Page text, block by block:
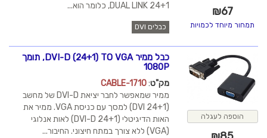
DUAL LINK 24+1, כלומר הוא...
כבלים DVI
כבל ממיר DVI-D (24+1) TO VGA, תומך
1080P
מק"ט
CABLE-1710
ממיר שמאפשר לחבר יציאת DVI-D של מחשב
(DVI 24+1) למסך עם כניסת VGA. ממיר את
האות הדיגיטלי (24+1 DVI-D) לאות אנלוגי